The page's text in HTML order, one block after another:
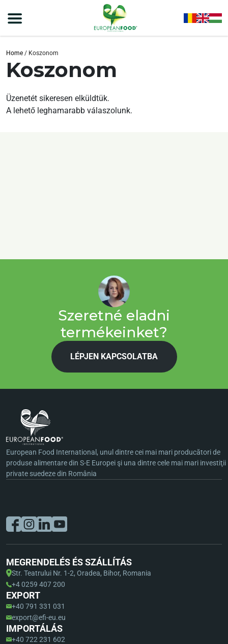
Home / Koszonom
Koszonom
Üzenetét sikeresen elküldtük.
A lehető leghamarabb válaszolunk.
Szeretné eladni
termékeinket?
LÉPJEN KAPCSOLATBA
European Food International, unul dintre cei mai mari producători de
produse alimentare din S-E Europei şi una dintre cele mai mari investiţii
private suedeze din România
MEGRENDELÉS ÉS SZÁLLÍTÁS
Str. Teatrului Nr. 1-2, Oradea, Bihor, Romania
+4 0259 407 200
EXPORT
+40 791 331 031
export@efi-eu.eu
IMPORTÁLÁS
+40 722 231 602